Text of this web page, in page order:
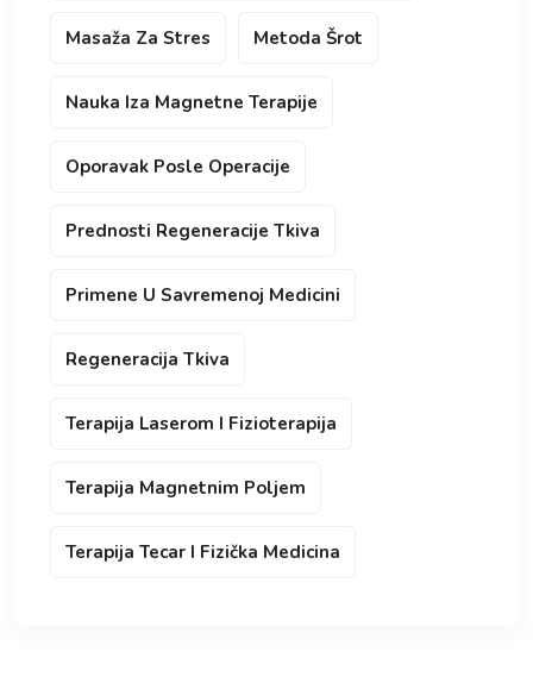
Masaža Za Stres Metoda Šrot
Nauka Iza Magnetne Terapije
Oporavak Posle Operacije
Prednosti Regeneracije Tkiva
Primene U Savremenoj Medicini
Regeneracija Tkiva
Terapija Laserom I Fizioterapija
Terapija Magnetnim Poljem
Terapija Tecar I Fizička Medicina